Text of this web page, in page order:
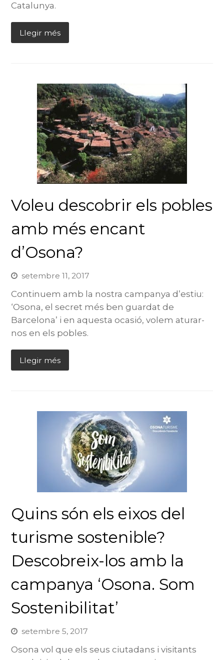
Catalunya.
Llegir més
Voleu descobrir els pobles
amb més encant
d’Osona?
setembre 11, 2017
Continuem amb la nostra campanya d’estiu:
‘Osona, el secret més ben guardat de
Barcelona’ i en aquesta ocasió, volem aturar-
nos en els pobles.
Llegir més
Quins són els eixos del
turisme sostenible?
Descobreix-los amb la
campanya ‘Osona. Som
Sostenibilitat’
setembre 5, 2017
Osona vol que els seus ciutadans i visitants